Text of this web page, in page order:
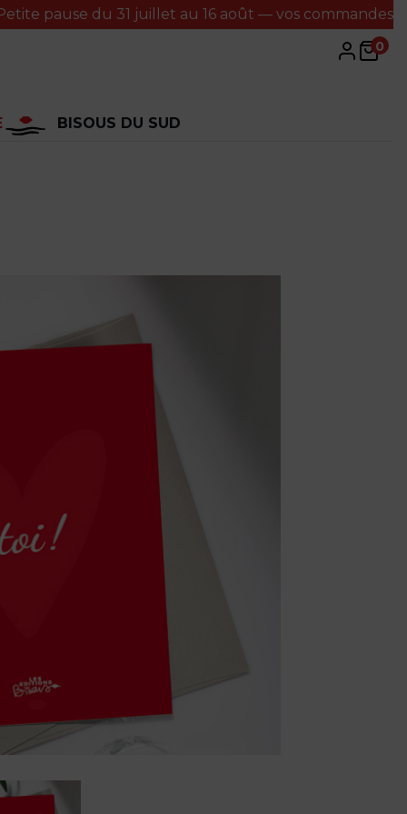
du 31 juillet au 16 août — vos commandes seront
0
BISOUS DU SUD